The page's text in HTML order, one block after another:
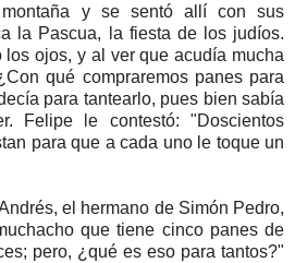
y se sentó allí con sus
la Pascua, la fiesta de los judíos.
los ojos, y al ver que acudía mucha
qué compraremos panes para
para tantearlo, pues bien sabía
Felipe le contestó: "Doscientos
para que a cada uno le toque un
el hermano de Simón Pedro,
que tiene cinco panes de
pero, ¿qué es eso para tantos?"